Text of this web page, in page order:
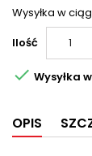
Wysyłka w
Ilość
 Wysyłka
OPIS